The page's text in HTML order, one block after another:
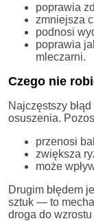
poprawia
zmniejsza
podnosi
poprawia
mleczarni.
Czego nie
Najczęstszy
osuszenia.
przenosi
zwiększa
może
Drugim błędem
sztuk — to
droga do